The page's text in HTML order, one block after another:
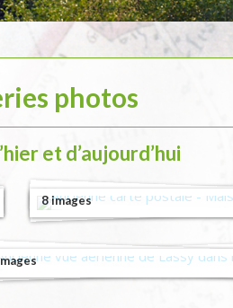
photos
et d’aujourd’hui
Anciennes cartes
8 images
vues aeriennes